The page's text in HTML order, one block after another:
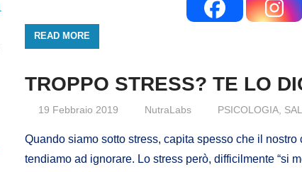
READ MORE
TROPPO STRESS? TE LO
19 Febbraio 2019 NutraLabs PSICOLOGIA,
Quando siamo sotto stress, capita spesso che il
tendiamo ad ignorare. Lo stress però, difficilmente “si